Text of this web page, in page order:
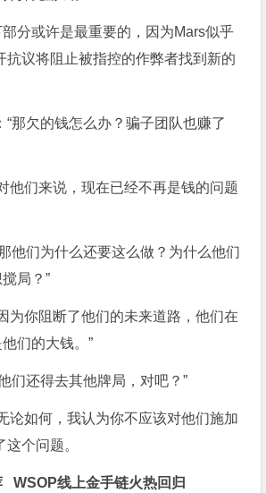
分或许是最重要的，因为Mars似乎
抗议将阻止被指控的作弊者找到新的
“那欠的钱怎么办？骗子团队也赚了
他们来说，现在已经不再是钱的问题
他们为什么还要这么做？为什么他们
局？”
为你阻断了他们的未来道路，他们在
们的大钱。”
们还得去其他牌局，对吧？”
论如何，我认为你不应该对他们施加
这个问题。
WSOP线上金手链火热回归